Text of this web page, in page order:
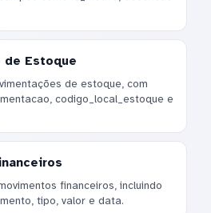
de Estoque
de estoque, com
codigo_local_estoque e
financeiros, incluindo
tipo, valor e data.